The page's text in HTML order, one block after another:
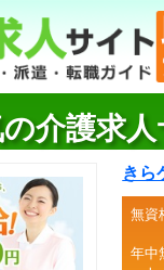
の介護求人
きら
無資
年中